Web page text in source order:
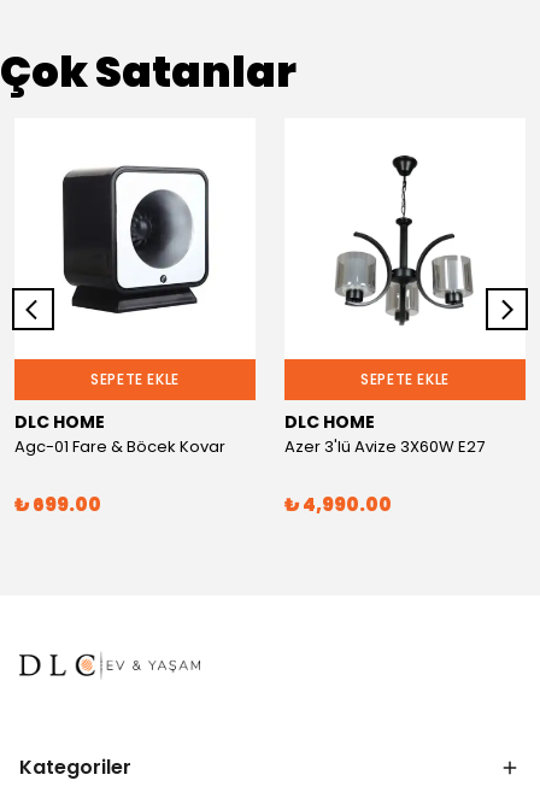
Çok Satanlar
SEPETE EKLE
DLC HOME
Agc-01 Fare & Böcek Kovar
₺ 699.00
SEPETE EKLE
DLC HOME
Azer 3'lü Avize 3X60W E27
₺ 4,990.00
Kategoriler